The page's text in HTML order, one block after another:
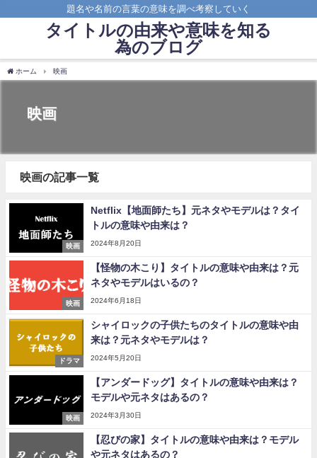
題名や名前の言葉の意味を調べ考察していく
タイトルの由来や意味を知る
為のブログ
ホーム 映画
映画
映画の記事一覧
映画
Netflix【地面師たち】元ネタやモデルは？タイ
トルの意味や由来は？
2024年8月20日
映画
【怪物の木こり】タイトルの意味や由来は？元
ネタやモデルはいるの？
2024年6月18日
ドラマ
シャイロックの子供たちのタイトルの意味や由
来は？元ネタやモデルは？
2024年5月20日
映画
【アンダードッグ】タイトルの意味や由来は？
モデルや元ネタはあるの？
2024年3月30日
【忍びの家】タイトルの意味や由来は？モデル
や元ネタはあるの？